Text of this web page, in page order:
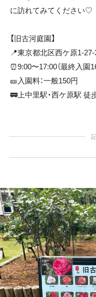
に訪れてみてください♡
【旧古河庭園】
📍東京都北区西ケ原1-27-
⏰9:00〜17:00（最終入園
🎫入園料：一般150円
🚃上中里駅・西ケ原駅 徒